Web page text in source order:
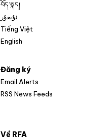
བོད་སྐད།
ئۇيغۇر
Tiếng Việt
English
Đăng ký
Email Alerts
RSS News Feeds
Về RFA